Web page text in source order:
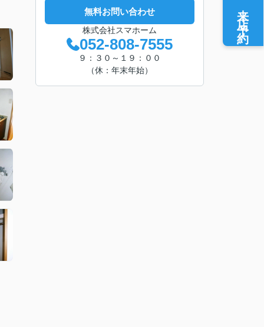
無料お問い合わせ
株式会社スマホーム
052-808-7555
９：３０～１９：００
（休：年末年始）
来店予約